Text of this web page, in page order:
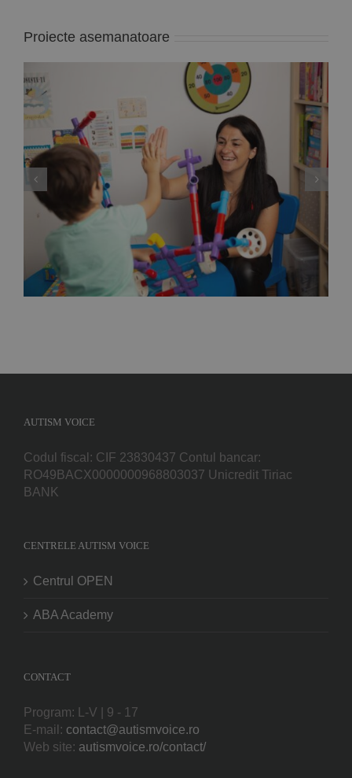
Proiecte asemanatoare
Deputata PNL Mara Calista anunță un proiect
de lege care reglementează modul de
exercitare a profesiei de ”analist
comportamental”, adică specialistul care
gestionează terapiile problemelor copiilor cu
autism
AUTISM VOICE
Codul fiscal: CIF 23830437 Contul bancar:
RO49BACX0000000968803037 Unicredit Tiriac
BANK
CENTRELE AUTISM VOICE
Centrul OPEN
ABA Academy
CONTACT
Program: L-V | 9 - 17
E-mail: contact@autismvoice.ro
Web site: autismvoice.ro/contact/